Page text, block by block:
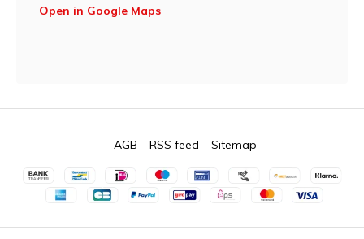
Open in Google Maps
AGB RSS feed Sitemap